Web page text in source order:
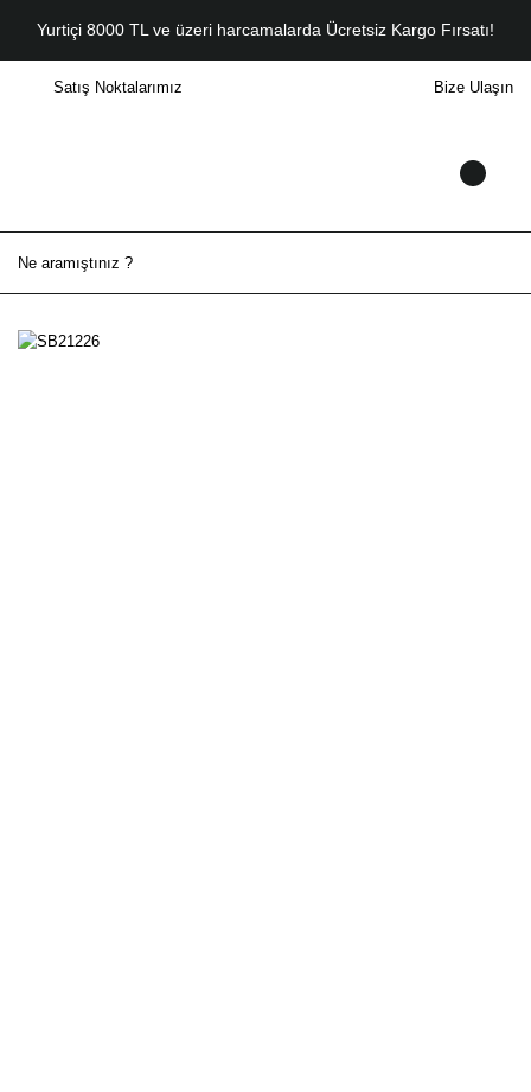
Yurtiçi 8000 TL ve üzeri harcamalarda Ücretsiz Kargo Fırsatı!
Satış Noktalarımız Bize Ulaşın